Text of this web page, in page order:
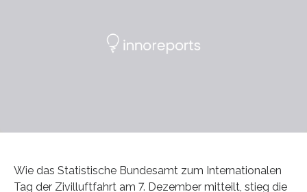
Wie das Statistische Bundesamt zum Internationalen
Tag der Zivilluftfahrt am 7. Dezember mitteilt, stieg die